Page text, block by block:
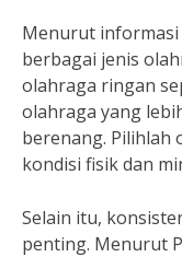
Menurut informasi
berbagai jenis
olahraga ringan
olahraga yang
berenang. Pilihlah
kondisi fisik dan
Selain itu,
penting. Menurut